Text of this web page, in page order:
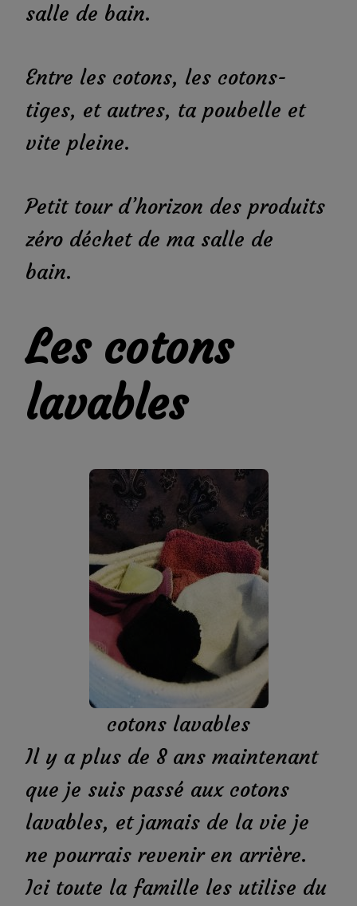
salle de bain.
Entre les cotons, les cotons-
tiges, et autres, ta poubelle et
vite pleine.
Petit tour d’horizon des produits
zéro déchet de ma salle de
bain.
Les cotons
lavables
cotons lavables
Il y a plus de 8 ans maintenant
que je suis passé aux cotons
lavables, et jamais de la vie je
ne pourrais revenir en arrière.
Ici toute la famille les utilise du